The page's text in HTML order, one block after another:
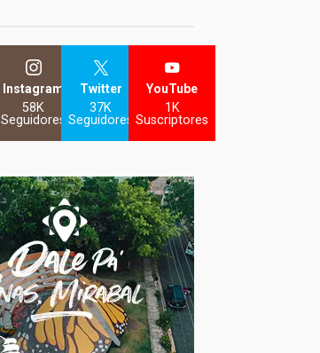
Instagram
58K
Seguidores
Twitter
37K
Seguidores
YouTube
1K
Suscriptores